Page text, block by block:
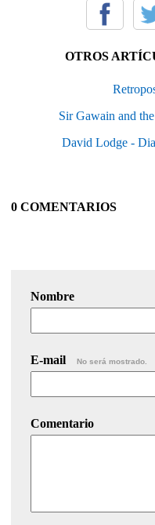
OTROS
Sir Gawain and
David Lodge -
0 COMENTARIOS
Nombre
E-mail No será mostrado.
Comentario